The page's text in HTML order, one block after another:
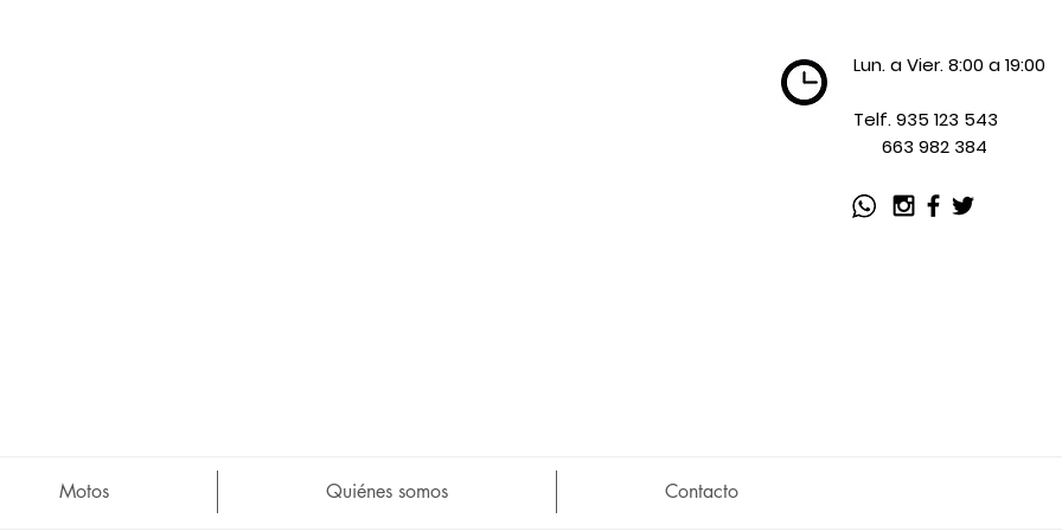
Lun. a Vier. 8:00 a 19:00
Telf. 935 123 543
663 982 384
Motos Quiénes somos Contacto